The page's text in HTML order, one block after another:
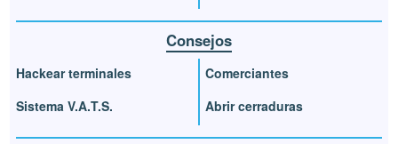
Consejos
Hackear terminales
Sistema V.A.T.S.
Comerciantes
Abrir cerraduras